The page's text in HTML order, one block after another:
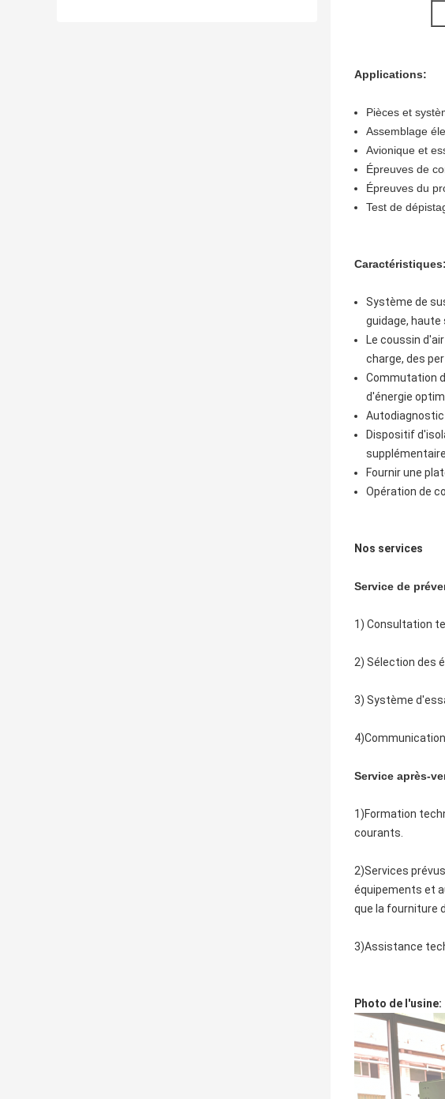
Applications:
Pièces et
Assemblage
Avionique et
Épreuves de
Épreuves du
Test de
Caractéristiques:
Système de
guidage, haute
Le coussin
charge, des
Commutation
d'énergie
Autodiagnostic
Dispositif
Fournir une
Opération de
Nos services
Service de
1) Consultation
2) Sélection des
3) Système
Service après-
1)Formation
courants.
2)Services
équipements et
que la fourniture
3)Assistance
Photo de l'usine: